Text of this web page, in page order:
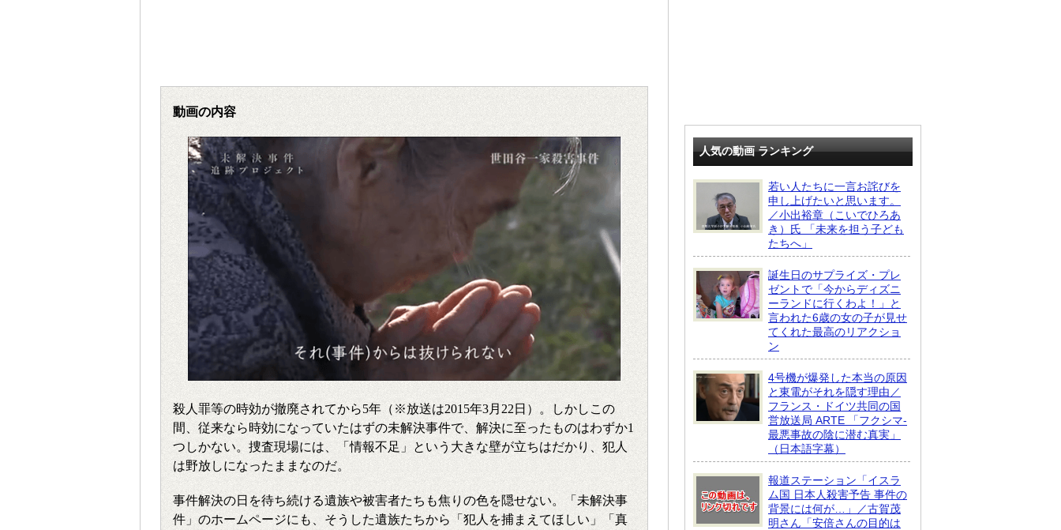
動画の内容
殺人罪等の時効が撤廃されてから5年（※放送は2015年3月22日）。しかしこの
間、従来なら時効になっていたはずの未解決事件で、解決に至ったものはわずか1
つしかない。捜査現場には、「情報不足」という大きな壁が立ちはだかり、犯人
は野放しになったままなのだ。
事件解決の日を待ち続ける遺族や被害者たちも焦りの色を隠せない。「未解決事
件」のホームページにも、そうした遺族たちから「犯人を捕まえてほしい」「真
人気の動画 ランキング
若い人たちに一言お詫びを
申し上げたいと思います。
／小出裕章（こいでひろあ
き）氏 「未来を担う子ども
たちへ」
誕生日のサプライズ・プレ
ゼントで「今からディズニ
ーランドに行くわよ！」と
言われた6歳の女の子が見せ
てくれた最高のリアクショ
ン
4号機が爆発した本当の原因
と東電がそれを隠す理由／
フランス・ドイツ共同の国
営放送局 ARTE 「フクシマ-
最悪事故の陰に潜む真実」
（日本語字幕）
報道ステーション「イスラ
ム国 日本人殺害予告 事件の
背景には何が…」／古賀茂
明さん「安倍さんの目的は